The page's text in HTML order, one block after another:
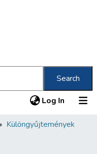
Search
Log In (current)
Különgyűjtemények